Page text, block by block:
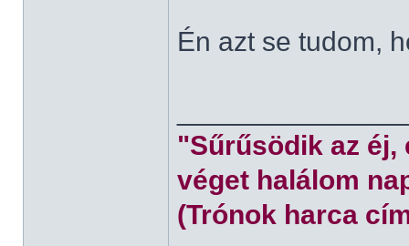
Én azt se tudom,
"Sűrűsödik az éj,
véget halálom
(Trónok harca